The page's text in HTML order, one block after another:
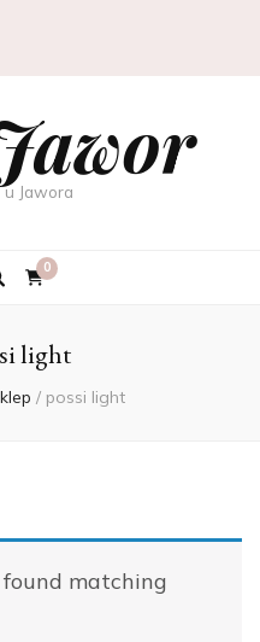
Jawora
0
light
/ possi light
matching